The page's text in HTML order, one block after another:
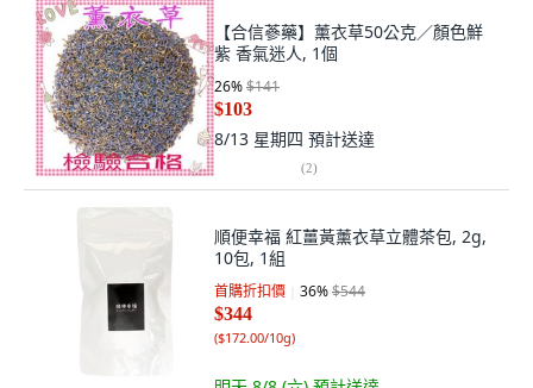
【合信蔘藥】薰衣草50公克／顏色鮮
紫 香氣迷人, 1個
26%$141
$103
8/13 星期四 預計送達
(2)
順便幸福 紅薑黃薰衣草立體茶包, 2g,
10包, 1組
首購折扣價 36%$544
$344
($172.00/10g)